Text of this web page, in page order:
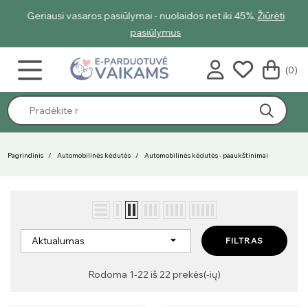
Geriausi vasaros pasiūlymai - nuolaidos net iki 45%.Žiūrėti
pasiūlymus
(0)
Pagrindinis Automobilinės kėdutės Automobilinės kėdutės - paaukštinimai
Aktualumas  FILTRAS
Rodoma 1-22 iš 22 prekės(-ių)